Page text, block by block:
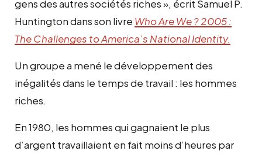
gens des autres sociétés riches », écrit Samuel P.
Huntington dans son livre Who Are We ? 2005 :
The Challenges to America’s National Identity.
Un groupe a mené le développement des
inégalités dans le temps de travail : les hommes
riches.
En 1980, les hommes qui gagnaient le plus
d’argent travaillaient en fait moins d’heures par